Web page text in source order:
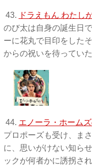
43. ドラえもん わたし
のび太は自身の誕生日
ーに花丸で目印をした
からの祝いを待ってい
44. エノーラ・ホーム
プロポーズも受け、ま
に、思いがけない知ら
ックが何者かに誘拐さ